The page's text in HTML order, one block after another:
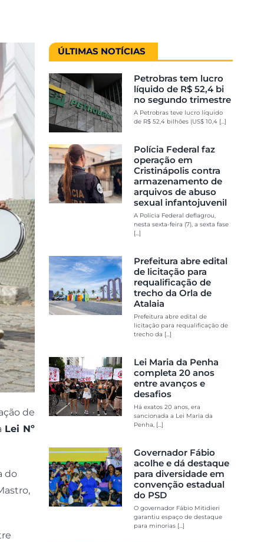
de
Lei Nº
do
ÚLTIMAS NOTÍCIAS
Petrobras tem lucro
líquido de R$ 52,4 bi
no segundo trimestre
A Petrobras teve lucro líquido
de R$ 52,4 bilhões (US$ 10,4 [...]
Polícia Federal faz
operação em
Cristinápolis contra
armazenamento de
arquivos de abuso
sexual infantojuvenil
A Polícia Federal deflagrou,
nesta sexta-feira (7), a sexta fase
[...]
Prefeitura abre edital
de licitação para
requalificação de
trecho da Orla de
Atalaia
Prefeitura abre edital de
licitação para requalificação de
trecho da [...]
Lei Maria da Penha
completa 20 anos
entre avanços e
desafios
Há exatos 20 anos, era
sancionada a Lei Maria da
Penha, [...]
Governador Fábio
acolhe e dá destaque
para diversidade em
convenção estadual
do PSD
O governador Fábio Mitidieri
garantiu espaço de destaque
para minorias [...]